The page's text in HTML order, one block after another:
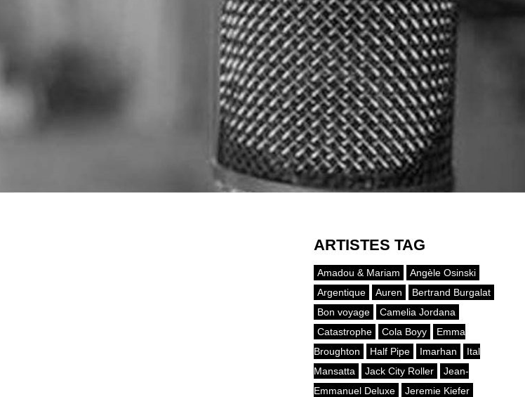
ARTISTES TAG
Amadou & Mariam
Angèle Osinski
Argentique
Auren
Bertrand Burgalat
Bon voyage
Camelia Jordana
Catastrophe
Cola Boyy
Emma
Broughton
Half Pipe Imarhan
Ital
Mansatta
Jack City Roller
Jean-
Emmanuel Deluxe
Jeremie Kiefer